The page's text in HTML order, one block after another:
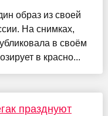
образ из своей
На снимках,
в своём
в красно...
празднуют